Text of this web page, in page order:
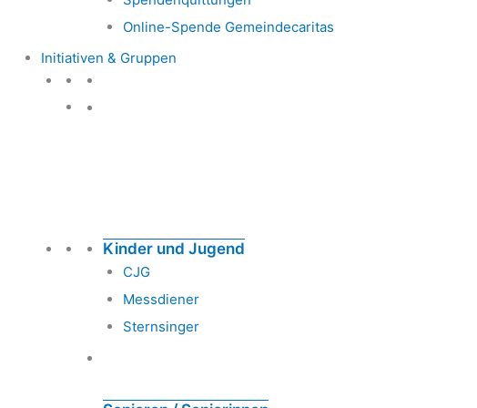
Online-Spende Gemeindecaritas
Initiativen & Gruppen
Kinder und Jugend
CJG
Messdiener
Sternsinger